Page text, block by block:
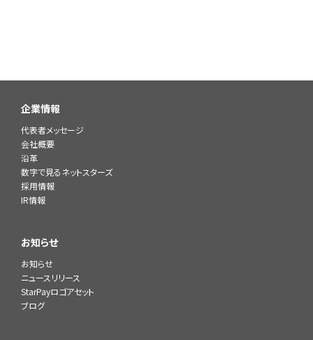
企業情報
代表者メッセージ
会社概要
沿革
数字で見るネットスターズ
採用情報
IR情報
お知らせ
お知らせ
ニュースリリース
StarPayロゴアセット
ブログ